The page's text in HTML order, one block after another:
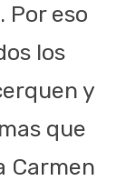
Por eso
los
y
que
Carmen